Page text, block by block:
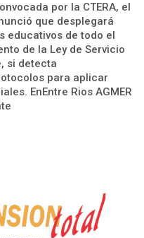
por la CTERA, el
que desplegará
educativos de todo el
de la Ley de Servicio
si detecta
para aplicar
EnEntre Rios AGMER